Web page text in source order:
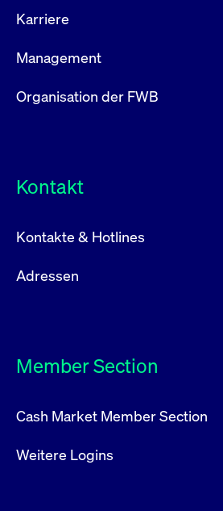
Karriere
Management
Organisation der FWB
Kontakt
Kontakte & Hotlines
Adressen
Member Section
Cash Market Member Section
Weitere Logins